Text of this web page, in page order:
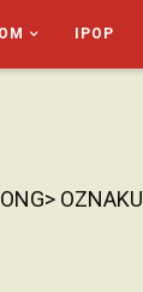
IPOP
OZNAKU